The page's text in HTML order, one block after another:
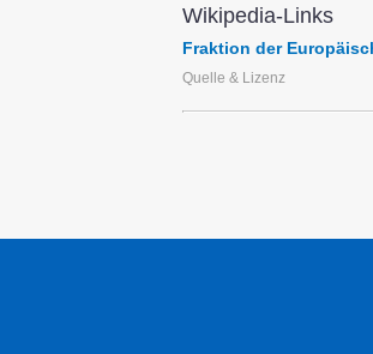
Wikipedia-Links
Fraktion der
Quelle & Lizenz